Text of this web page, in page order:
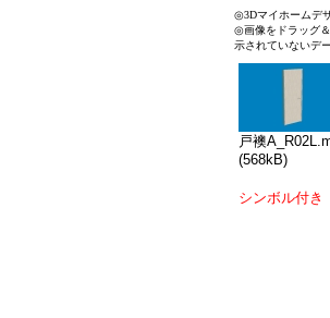
◎3Dマイホームデ
◎画像をドラッグ
示されていないデ
戸襖
(568kB)
シンボル付き